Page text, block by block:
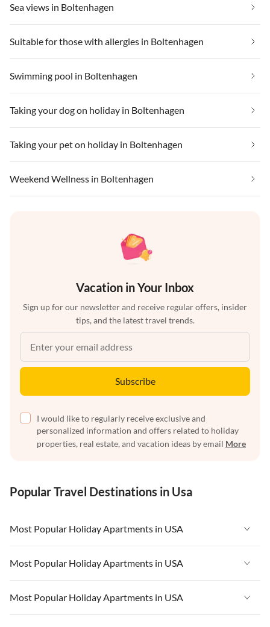
Sea views in Boltenhagen
Suitable for those with allergies in Boltenhagen
Swimming pool in Boltenhagen
Taking your dog on holiday in Boltenhagen
Taking your pet on holiday in Boltenhagen
Weekend Wellness in Boltenhagen
Vacation in Your Inbox
Sign up for our newsletter and receive regular offers, insider
tips, and the latest travel trends.
Subscribe
I would like to regularly receive exclusive and
personalized information and offers related to holiday
properties, real estate, and vacation ideas by email More
Popular Travel Destinations in Usa
Most Popular Holiday Apartments in USA
Vacation Apartments in USA
Vacation Apartments in Florida
Vacation Apartments in Cape Coral
Most Popular Holiday Apartments in USA
Vacation Apartments in USA
Vacation Apartments in Florida
Most Popular Holiday Apartments in USA